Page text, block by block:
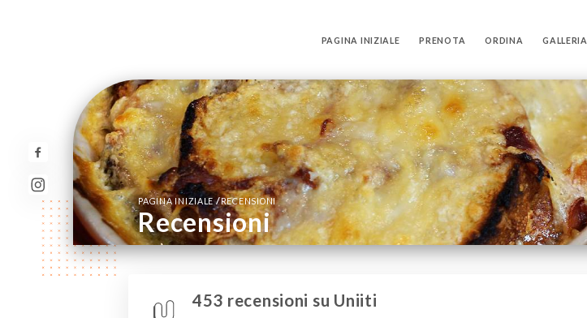
PAGINA INIZIALE PRENOTA ORDINA GALLERIA
PAGINA INIZIALE/RECENSIONI
Recensioni
453 recensioni su Uniiti